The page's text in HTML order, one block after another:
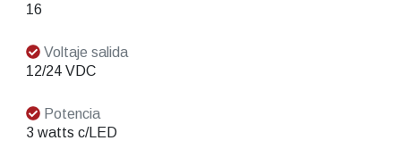
16
Voltaje salida
12/24 VDC
Potencia
3 watts c/LED